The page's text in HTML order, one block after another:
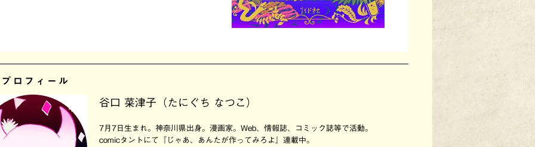
ロフィール
谷口 菜津子（たにぐち なつこ）
7月7日生まれ。神奈川県出身。漫画家。Web、情報誌、コミック誌等で活動。
comicタントにて『じゃあ、あんたが作ってみろよ』連載中。